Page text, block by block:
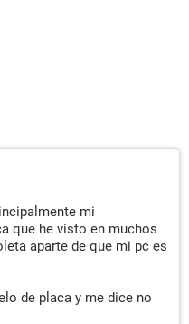
mi
que he visto en muchos
aparte de que mi pc es
de placa y me dice no